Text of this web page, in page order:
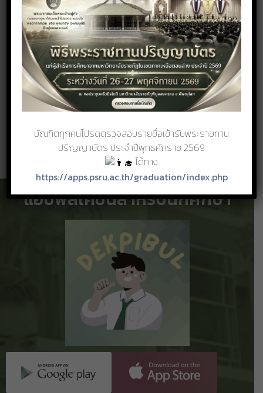
แอปพลิเคชันสำหรับนักศึกษา
อ่านรายละเอียดเพิ่มเติม
บัณฑิตทุกคนโปรดตรวจสอบรายชื่อเข้ารับพระราชทาน
ปริญญาบัตร ประจำปีพุทธศักราช 2569
ได้ทาง
https://apps.psru.ac.th/graduation/index.php